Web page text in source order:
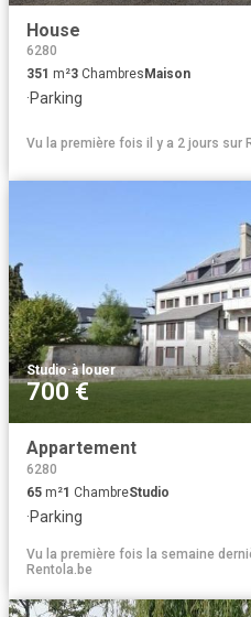
House
6280
351 m²3 Chambres Maison
·Parking
Vu la première fois il y a 2 jours sur
Studio·à louer
700 €
Appartement
6280
65 m²1 ChambreStudio
·Parking
Vu la première fois la semaine
Rentola.be